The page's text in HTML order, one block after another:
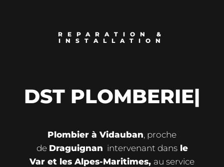
REPARATION &
INSTALLATION
DST PLOMBERIE|
Plombier à Vidauban, proche
de Draguignan intervenant dansle
Var et les Alpes-Maritimes, au service